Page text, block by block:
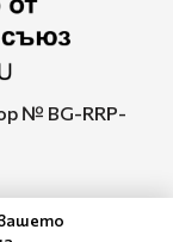
№ BG-RRP-
вашето